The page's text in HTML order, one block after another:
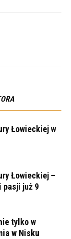
Łowieckiej w
Łowieckiej –
pasji już 9
tylko w
w Nisku